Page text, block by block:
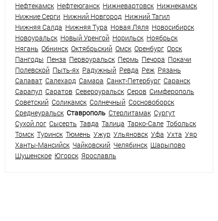
Нефтекамск Нефтеюганск Нижневартовск Нижнекамск
Нижние Серги Нижний Новгород Нижний Тагил
Нижняя Салда Нижняя Тура Новая Ляля Новосибирск
Новоуральск Новый Уренгой Норильск Ноябрьск
Нягань Обнинск Октябрьский Омск Оренбург Орск
Пангоды Пенза Первоуральск Пермь Печора Покачи
Полевской Пыть-ях Радужный Ревда Реж Рязань
Салават Салехард Самара Санкт-Петербург Саранск
Сарапул Саратов Североуральск Серов Симферополь
Советский Соликамск Солнечный Сосновоборск
Среднеуральск Ставрополь Стерлитамак Сургут
Сухой лог Сысерть Тавда Талица Тарко-Сале Тобольск
Томск Туринск Тюмень Ужур Ульяновск Уфа Ухта Уяр
Ханты-Мансийск Чайковский Челябинск Шарыпово
Шушенское Югорск Ярославль